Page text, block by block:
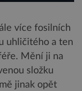
více fosilních
uhličitého a ten
Mění ji na
složku
jinak opět